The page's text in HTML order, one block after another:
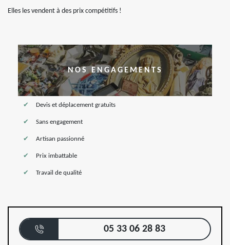
Elles les vendent à des prix compétitifs !
NOS ENGAGEMENTS
Devis et déplacement gratuits
Sans engagement
Artisan passionné
Prix imbattable
Travail de qualité
05 33 06 28 83